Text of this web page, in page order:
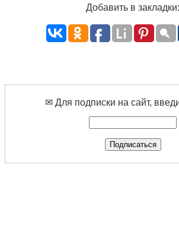
Добавить в закладки:
✉ Для подписки на сайт,